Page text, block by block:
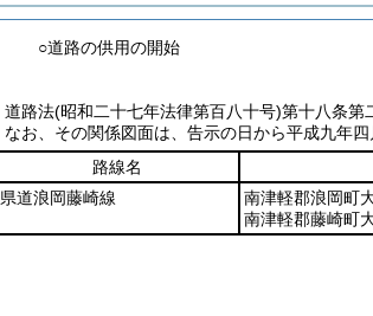
○道路の供用の開始
道路法(昭和二十七年法律第百八十号)第十八条第
なお、その関係図面は、告示の日から平成九年
路線名
県道浪岡藤崎線
南津軽郡浪岡町
南津軽郡藤崎町